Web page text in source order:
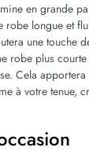
en grande
longue et
une touche
robe plus
Cela apportera
à votre tenue,